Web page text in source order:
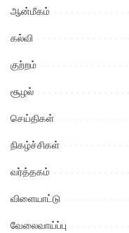
ஆன்மீகம்
கல்வி
குற்றம்
சூழல்
செய்திகள்
நிகழ்ச்சிகள்
வர்த்தகம்
விளையாட்டு
வேலைவாய்ப்பு